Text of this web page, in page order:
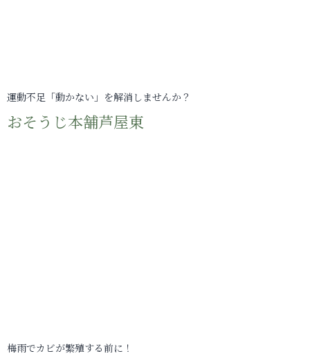
運動不足「動かない」を解消しませんか？
おそうじ本舗芦屋東
梅雨でカビが繁殖する前に！